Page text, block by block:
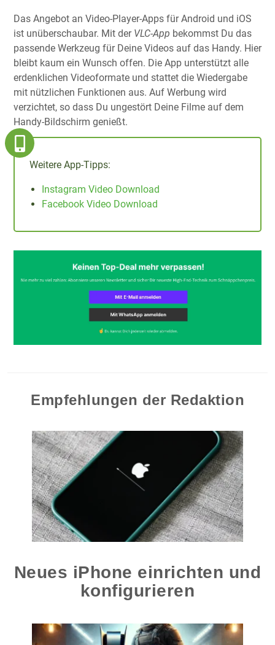
Das Angebot an Video-Player-Apps für Android und iOS
ist unüberschaubar. Mit der VLC-App bekommst Du das
passende Werkzeug für Deine Videos auf das Handy. Hier
bleibt kaum ein Wunsch offen. Die App unterstützt alle
erdenklichen Videoformate und stattet die Wiedergabe
mit nützlichen Funktionen aus. Auf Werbung wird
verzichtet, so dass Du ungestört Deine Filme auf dem
Handy-Bildschirm genießt.
Weitere App-Tipps:
Instagram Video Download
Facebook Video Download
Empfehlungen der Redaktion
Neues iPhone einrichten und
konfigurieren